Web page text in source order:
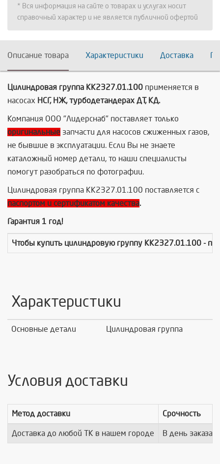
* Вся информация на сайте о товарах и услугах носит
справочный характер и не является публичной офертой
Описание товара Характеристики Доставка
Цилиндровая группа КК2327.01.100 применяется в
насосах НСГ, НЖ, турбодетандерах ДТ, КД.
Компания ООО "Лидерснаб" поставляет только
оригинальные запчасти для насосов сжиженных газов,
не бывшие в эксплуатации. Если Вы не знаете
каталожный номер детали, то наши специалисты
помогут разобраться по фотографии.
Цилиндровая группа КК2327.01.100 поставляется с
паспортом и сертификатом качества.
Гарантия 1 год!
Чтобы купить цилиндровую группу КК2327.01.100 -
Характеристики
Основные детали Цилиндровая группа
Условия доставки
Метод доставки Срочность
Доставка до любой ТК в нашем городе В день заказа